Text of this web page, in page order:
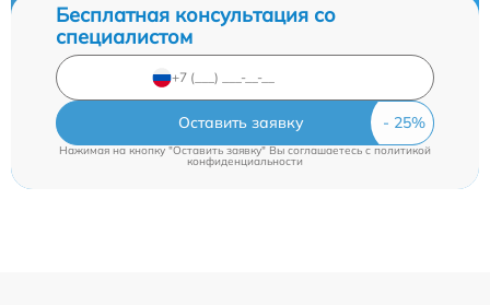
Бесплатная консультация со
специалистом
Оставить заявку
Нажимая на кнопку "Оставить заявку" Вы соглашаетесь cполитикой
конфиденциальности